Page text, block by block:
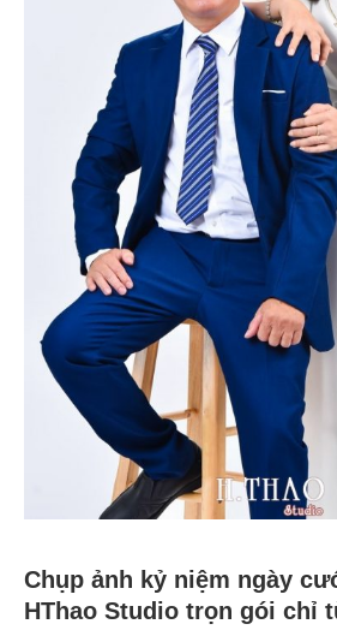
Chụp ảnh kỷ niệm ngày
HThao Studio trọn gói chỉ